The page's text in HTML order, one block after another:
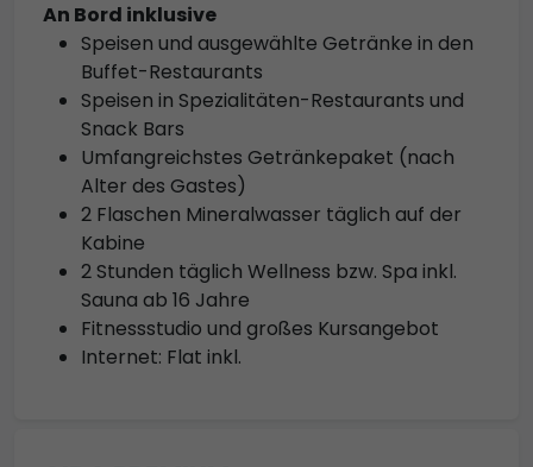
An Bord inklusive
Speisen und ausgewählte Getränke in den
Buffet-Restaurants
Speisen in Spezialitäten-Restaurants und
Snack Bars
Umfangreichstes Getränkepaket (nach
Alter des Gastes)
2 Flaschen Mineralwasser täglich auf der
Kabine
2 Stunden täglich Wellness bzw. Spa inkl.
Sauna ab 16 Jahre
Fitnessstudio und großes Kursangebot
Internet: Flat inkl.